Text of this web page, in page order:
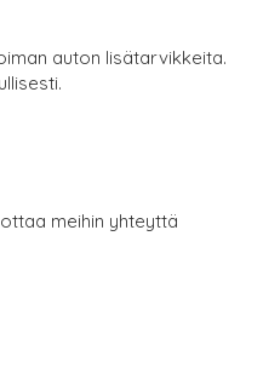
auton lisätarvikkeita.
meihin yhteyttä